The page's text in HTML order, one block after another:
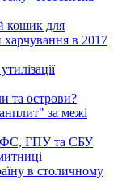
кошик для
харчування в 2017
та острови?
за межі
ГПУ та СБУ
в столичному